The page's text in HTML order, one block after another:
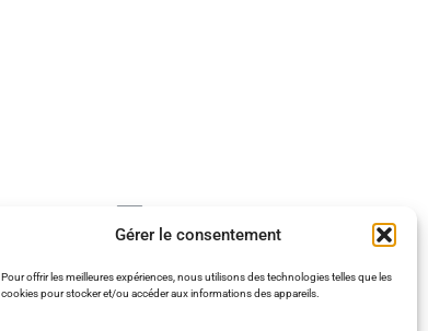
Gérer le consentement
Pour offrir les meilleures expériences, nous utilisons des technologies telles que les
cookies pour stocker et/ou accéder aux informations des appareils.